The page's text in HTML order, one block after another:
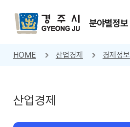
분야별정보
HOME 산업경제 경제정보
산업경제